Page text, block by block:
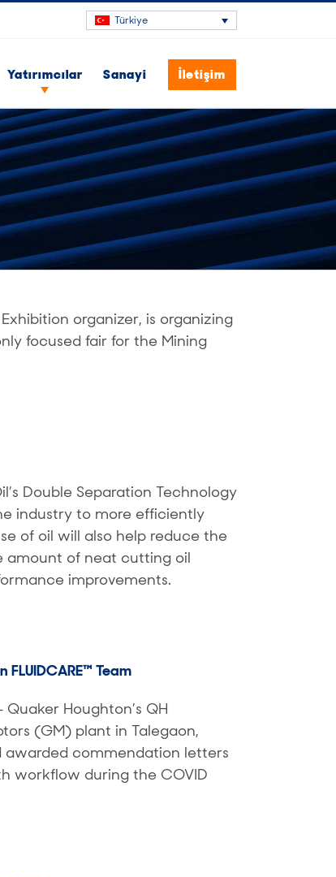
Türkiye
Yatırımcılar Sanayi İletişim
organizer, is organizing
focused fair for the Mining
Double Separation Technology
industry to more efficiently
of oil will also help reduce the
amount of neat cutting oil
improvements.
Team
Houghton’s QH
(GM) plant in Talegaon,
awarded commendation letters
workflow during the COVID